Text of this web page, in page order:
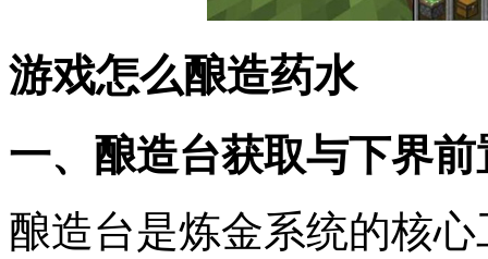
游戏怎么酿造药水
一、酿造台获取与下界前
酿造台是炼金系统的核